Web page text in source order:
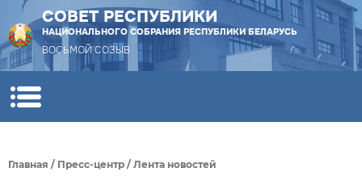
СОВЕТ РЕСПУБЛИКИ
НАЦИОНАЛЬНОГО СОБРАНИЯ РЕСПУБЛИКИ БЕЛАРУСЬ
ВОСЬМОЙ СОЗЫВ
Главная / Пресс-центр / Лента новостей